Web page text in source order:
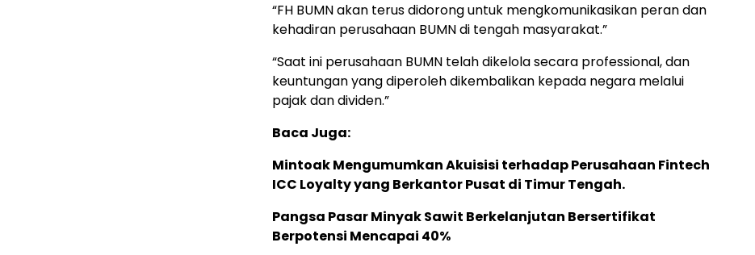
“FH BUMN akan terus didorong untuk mengkomunikasikan peran dan
kehadiran perusahaan BUMN di tengah masyarakat.”
“Saat ini perusahaan BUMN telah dikelola secara professional, dan
keuntungan yang diperoleh dikembalikan kepada negara melalui
pajak dan dividen.”
Baca Juga:
Mintoak Mengumumkan Akuisisi terhadap Perusahaan Fintech
ICC Loyalty yang Berkantor Pusat di Timur Tengah.
Pangsa Pasar Minyak Sawit Berkelanjutan Bersertifikat
Berpotensi Mencapai 40%